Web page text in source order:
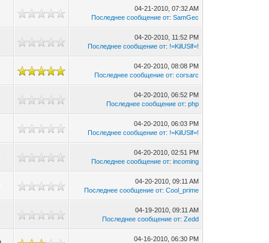
04-21-2010, 07:32 AM
Последнее сообщение от:SamGec
04-20-2010, 11:52 PM
Последнее сообщение от: !=KilUSlf=!
04-20-2010, 08:08 PM
Последнее сообщение от:corsarc
04-20-2010, 06:52 PM
Последнее сообщение от:php
04-20-2010, 06:03 PM
Последнее сообщение от: !=KilUSlf=!
04-20-2010, 02:51 PM
Последнее сообщение от:incoming
04-20-2010, 09:11 AM
Последнее сообщение от:Cool_prime
04-19-2010, 09:11 AM
Последнее сообщение от:Zedd
04-16-2010, 06:30 PM